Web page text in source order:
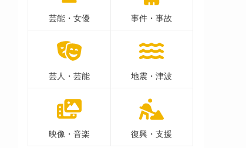
芸能・女優 事件・事故
芸人・芸能 地震・津波
映像・音楽 復興・支援